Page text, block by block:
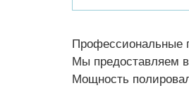
Профессиональные
Мы предоставляем
Мощность